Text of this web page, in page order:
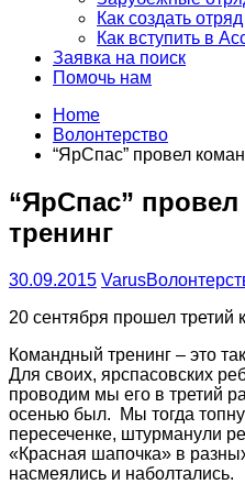
Как создать отряд
Как вступить в
Заявка на поиск
Помочь нам
Home
Волонтерство
“ЯрСпас” провел
“ЯрСпас”
тренинг
30.09.2015 Varus
20 сентября прошел
Командный тренинг – это
Для своих, ярспасовских
проводим мы его в третий
осенью был. Мы тогда
пересеченке, штурманули
«Красная шапочка» в
насмеялись и наболтались.